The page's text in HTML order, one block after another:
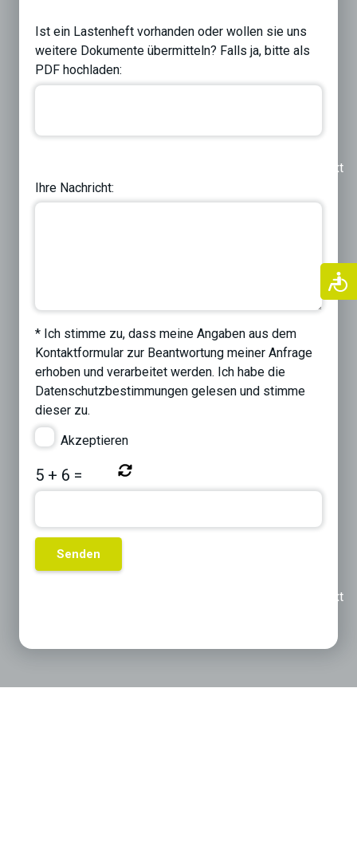
Ist ein Lastenheft vorhanden oder wollen sie uns
weitere Dokumente übermitteln? Falls ja, bitte als
PDF hochladen:
Next
Ihre Nachricht:
* Ich stimme zu, dass meine Angaben aus dem
Kontaktformular zur Beantwortung meiner Anfrage
erhoben und verarbeitet werden. Ich habe die
Datenschutzbestimmungen gelesen und stimme
dieser zu.
Akzeptieren
5 + 6 =
Next